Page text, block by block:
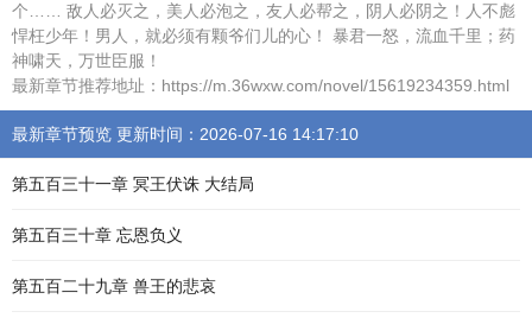
个…… 敌人必灭之，美人必泡之，友人必帮之，阴人必阴之！人不彪
悍枉少年！男人，就必须有颗爷们儿的心！ 暴君一怒，流血千里；药
神啸天，万世臣服！
最新章节推荐地址：https://m.36wxw.com/novel/15619234359.html
最新章节预览 更新时间：2026-07-16 14:17:10
第五百三十一章 冥王伏诛 大结局
第五百三十章 忘恩负义
第五百二十九章 兽王的悲哀